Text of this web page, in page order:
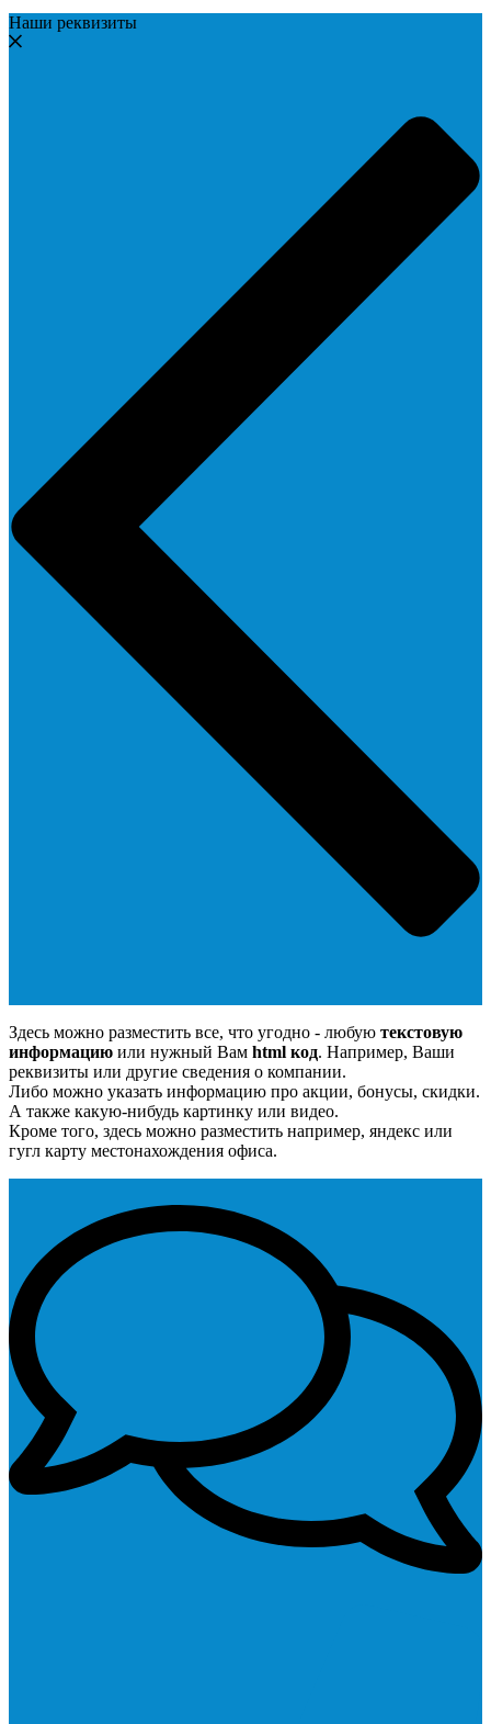
Наши реквизиты
Здесь можно разместить все, что угодно - любую текстовую
информацию или нужный Вам html код. Например, Ваши
реквизиты или другие сведения о компании.
Либо можно указать информацию про акции, бонусы, скидки.
А также какую-нибудь картинку или видео.
Кроме того, здесь можно разместить например, яндекс или
гугл карту местонахождения офиса.